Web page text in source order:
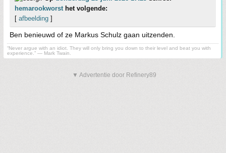
hemarookworsthet volgende:
[ afbeelding ]
Ben benieuwd of ze Markus Schulz gaan uitzenden.
“Never argue with an idiot. They will only bring you down to their level and beat you with
experience.” ― Mark Twain.
▼ Advertentie door Refinery89